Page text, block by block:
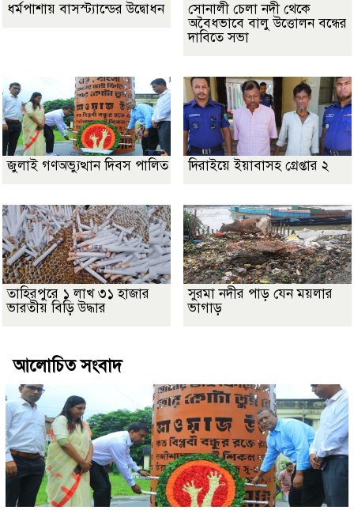
ধর্মপাশায় বাসস্ট্যান্ডের উদ্বোধন
সোনালী চেলা নদী থেকে
অবৈধভাবে বালু উত্তোলন বন্ধের
দাবিতে সভা
জুলাই গণঅভ্যুত্থান দিবস পালিত দিরাইয়ে ইয়াবাসহ গ্রেপ্তার ২
তাহিরপুরে ১ লাখ ৩১ হাজার
ভারতীয় বিড়ি উদ্ধার
সুরমা নদীর পাড় যেন ময়লার
ভাগাড়
আলোচিত সংবাদ